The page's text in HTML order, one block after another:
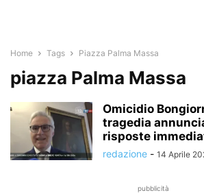
Home Tags Piazza Palma Massa
piazza Palma Massa
Omicidio
tragedia
risposte
redazione - 14 Aprile
pubblicità